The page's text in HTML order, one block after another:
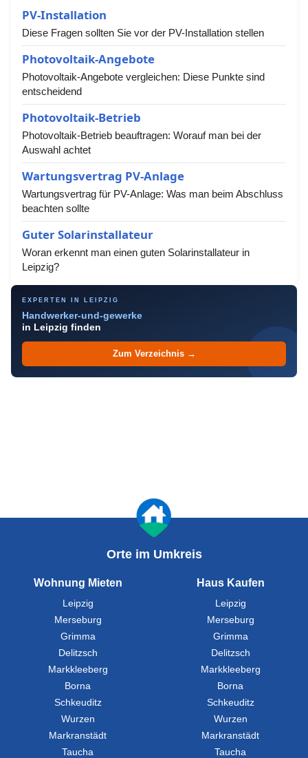
PV-Installation
Diese Fragen sollten Sie vor der PV-Installation stellen
Photovoltaik-Angebote
Photovoltaik-Angebote vergleichen: Diese Punkte sind
entscheidend
Photovoltaik-Betrieb
Photovoltaik-Betrieb beauftragen: Worauf man bei der
Auswahl achtet
Wartungsvertrag PV-Anlage
Wartungsvertrag für PV-Anlage: Was man beim Abschluss
beachten sollte
Guter Solarinstallateur
Woran erkennt man einen guten Solarinstallateur in
Leipzig?
EXPERTEN IN LEIPZIG
Handwerker-und-gewerke
in Leipzig finden
Zum Verzeichnis →
Orte im Umkreis
Wohnung Mieten
Leipzig
Merseburg
Grimma
Delitzsch
Markkleeberg
Borna
Schkeuditz
Wurzen
Markranstädt
Taucha
Haus Kaufen
Leipzig
Merseburg
Grimma
Delitzsch
Markkleeberg
Borna
Schkeuditz
Wurzen
Markranstädt
Taucha